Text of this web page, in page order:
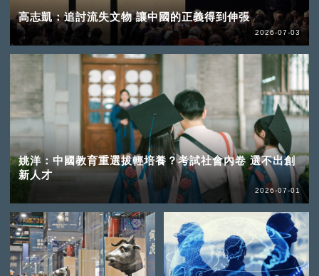
高志凱：追討流失文物 讓中國的正義得到伸張
2026-07-03
姚洋：中國教育重選拔輕培養？考試社會內卷 選不出創
新人才
2026-07-01